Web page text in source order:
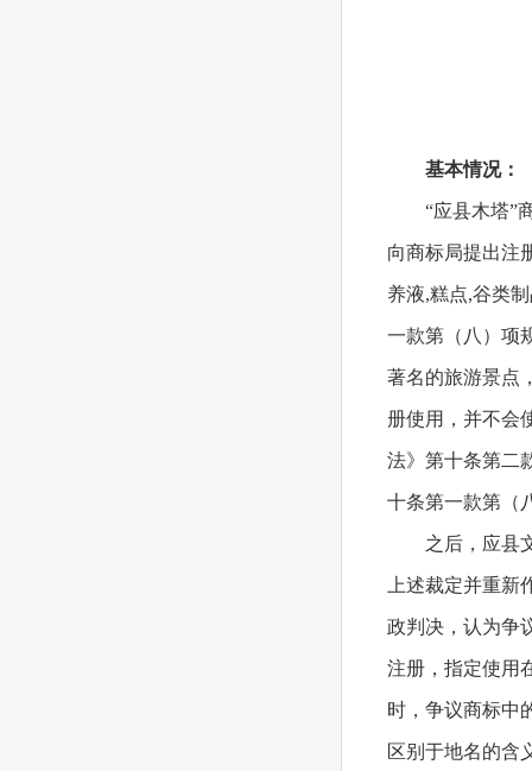
基本情况：
“应县木塔”
向商标局提出注
养液,糕点,谷类
一款第（八）项
著名的旅游景点
册使用，并不会
法》第十条第二
十条第一款第（
之后，应县
上述裁定并重
政判决，认为争
注册，指定使用
时，争议商标中
区别于地名的含